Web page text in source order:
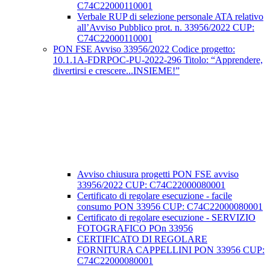
C74C22000110001
Verbale RUP di selezione personale ATA relativo
all’Avviso Pubblico prot. n. 33956/2022 CUP:
C74C22000110001
PON FSE Avviso 33956/2022 Codice progetto:
10.1.1A-FDRPOC-PU-2022-296 Titolo: “Apprendere,
divertirsi e crescere...INSIEME!”
Avviso chiusura progetti PON FSE avviso
33956/2022 CUP: C74C22000080001
Certificato di regolare esecuzione - facile
consumo PON 33956 CUP: C74C22000080001
Certificato di regolare esecuzione - SERVIZIO
FOTOGRAFICO POn 33956
CERTIFICATO DI REGOLARE
FORNITURA CAPPELLINI PON 33956 CUP:
C74C22000080001